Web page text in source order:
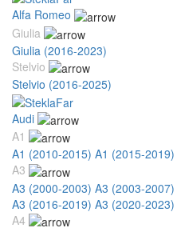
Alfa Romeo
Giulia
Giulia (2016-2023)
Stelvio
Stelvio (2016-2025)
Audi
A1
A1 (2010-2015) A1 (2015-2019)
A3
A3 (2000-2003) A3 (2003-2007)
A3 (2016-2019) A3 (2020-2023)
A4